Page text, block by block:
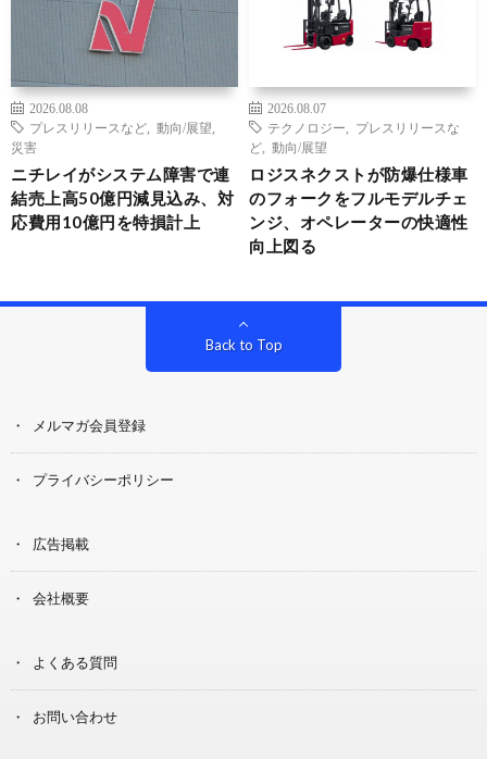
2026.08.08
プレスリリースなど
動向/展望
災害
ニチレイがシステム障害で連
結売上高50億円減見込み、対
応費用10億円を特損計上
2026.08.07
テクノロジー
プレスリリースな
ど
動向/展望
ロジスネクストが防爆仕様車
のフォークをフルモデルチェ
ンジ、オペレーターの快適性
向上図る
Back to Top
メルマガ会員登録
プライバシーポリシー
広告掲載
会社概要
よくある質問
お問い合わせ